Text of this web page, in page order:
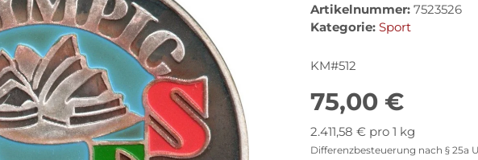
Artikelnummer: 7523526
Kategorie: Sport
KM#512
75,00 €
2.411,58 € pro 1 kg
Differenzbesteuerung nach § 25a